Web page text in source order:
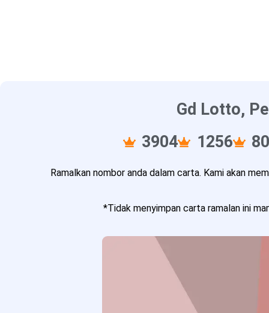
Gd Lotto,
3904
1256
Ramalkan nombor anda dalam carta. Kami akan
*Tidak menyimpan carta ramalan ini